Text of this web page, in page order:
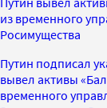
из временного
Росимущества
Путин подписал
вывел активы
временного